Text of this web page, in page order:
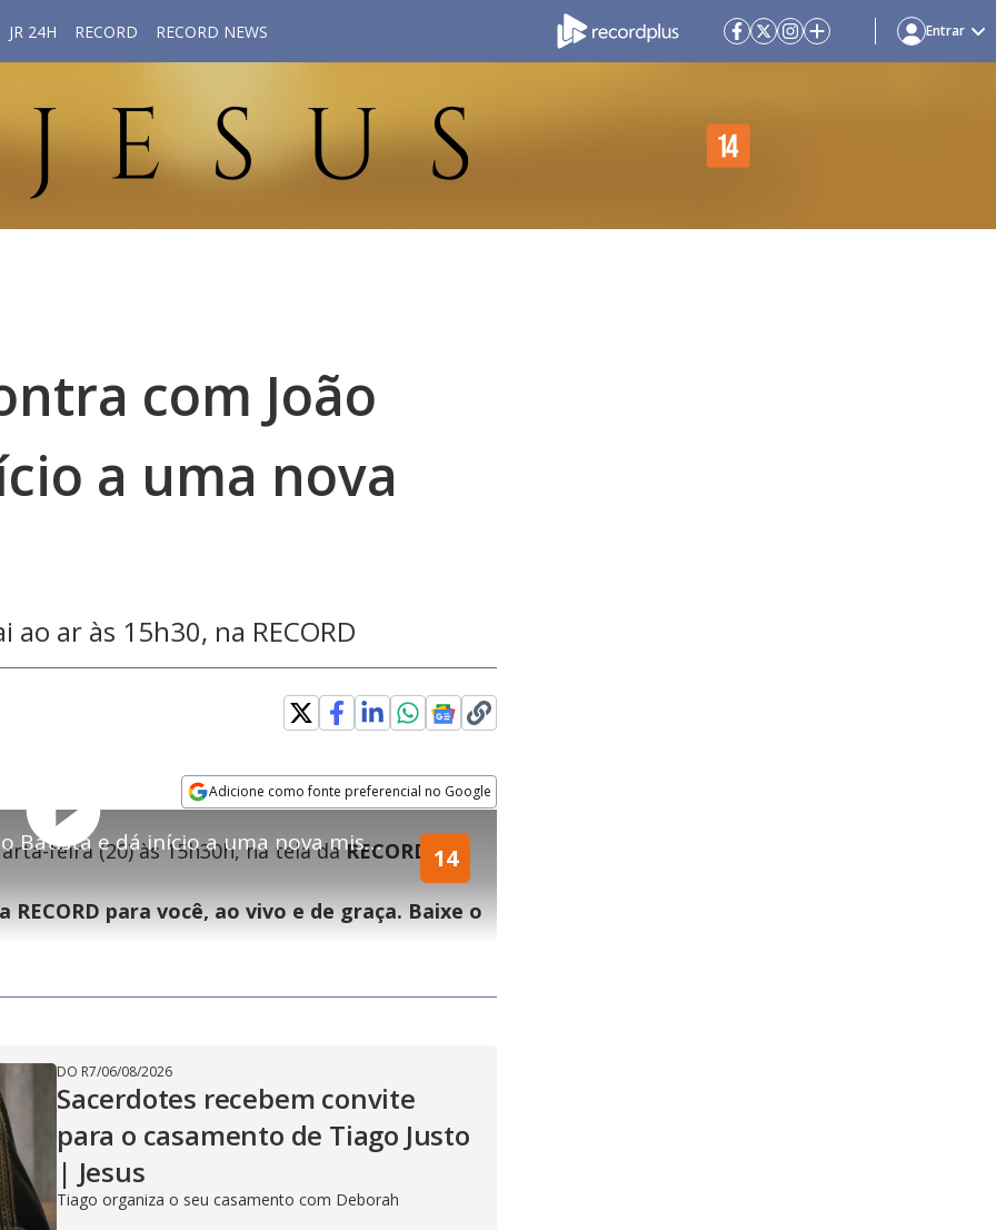
JR 24H RECORD RECORD NEWS Entrar
com João
a uma nova
ar às 15h30, na RECORD
Adicione como fonte preferencial no Google
Play
Video
Jesus se reencontra com João Batista e dá início a uma nova missão | Jesus
14
Rever
feira (20) às 15h30h, na tela daRECORD
para você, ao vivo e de graça. Baixe o
DO R7/06/08/2026
Sacerdotes recebem convite
para o casamento de Tiago Justo
| Jesus
Tiago organiza o seu casamento com Deborah